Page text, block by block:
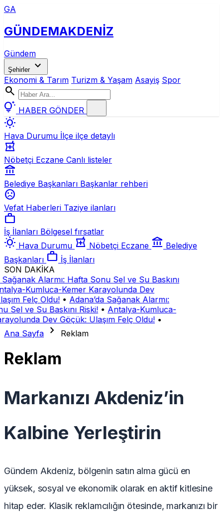
GA
GÜNDEMAKDENİZ
Gündem
Şehirler expand_more
Ekonomi & Tarım Turizm & Yaşam Asayiş Spor
search
tips_and_updates HABER GÖNDER
wb_sunny
Hava Durumu İlçe ilçe detaylı
local_pharmacy
Nöbetçi Eczane Canlı listeler
account_balance
Belediye Başkanları Başkanlar rehberi
sentiment_dissatisfied
Vefat Haberleri Taziye ilanları
work
İş İlanları Bölgesel fırsatlar
wb_sunny Hava Durumu local_pharmacy Nöbetçi Eczane account_balance Belediye
Başkanları work İş İlanları
SON DAKİKA
Sağanak Alarmı: Hafta Sonu Sel ve Su Baskını
Kumluca-Kemer Karayolunda Dev
Felç Oldu! • Adana’da Sağanak Alarmı:
Sel ve Su Baskını Riski! • Antalya-Kumluca-
Dev Göçük: Ulaşım Felç Oldu! •
Ana Sayfa
chevron_right Reklam
Reklam
Markanızı Akdeniz’in
Kalbine Yerleştirin
Gündem Akdeniz, bölgenin satın alma gücü en
yüksek, sosyal ve ekonomik olarak en aktif kitlesine
hitap eder. Klasik reklamcılığın ötesinde, markanızı bir